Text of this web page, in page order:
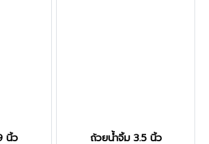
นิ้ว
ถ้วยน้ำจิ้ม 3.5 นิ้ว